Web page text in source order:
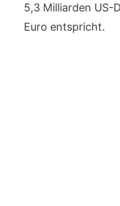
5,3 Milliarden US-
Euro entspricht.